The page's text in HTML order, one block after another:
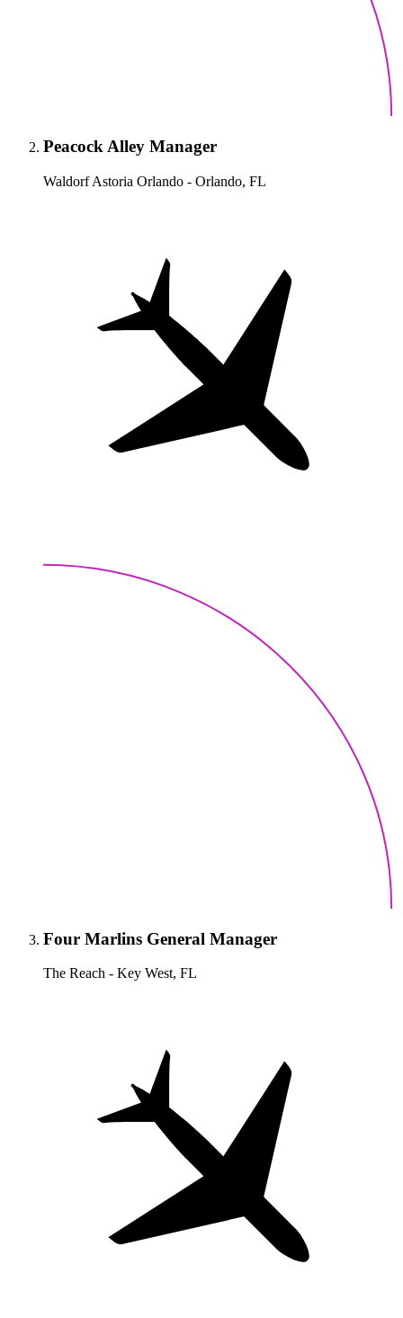
Peacock Alley Manager
Waldorf Astoria Orlando - Orlando, FL
Four Marlins General Manager
The Reach - Key West, FL